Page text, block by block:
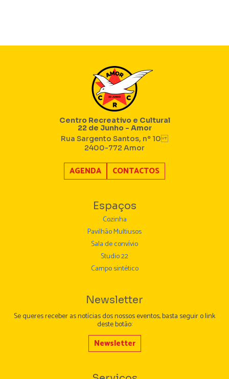
Centro Recreativo e Cultural
22 de Junho - Amor
Rua Sargento Santos, nº 10
2400-772 Amor
AGENDA CONTACTOS
Espaços
Cozinha
Pavilhão Multiusos
Sala de convívio
Studio 22
Campo sintético
Newsletter
Se queres receber as notícias dos nossos eventos, basta seguir o link
deste botão:
Newsletter